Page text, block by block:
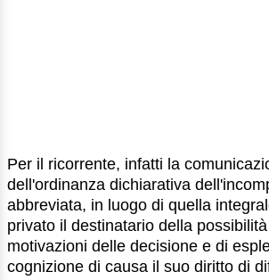
Per il ricorrente, infatti la
dell'ordinanza dichiarativa
abbreviata, in luogo di quella
privato il destinatario della
motivazioni delle decisione e di
cognizione di causa il suo diritto di